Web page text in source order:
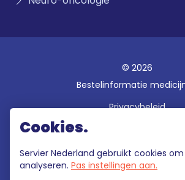
© 2026
Bestelinformatie
Privacybeleid
Gebruiksvoorwaarden
Klokkenluidersregeling
Cookies.
Servier Nederland gebruikt cookies
analyseren. Pas instellingen aan.